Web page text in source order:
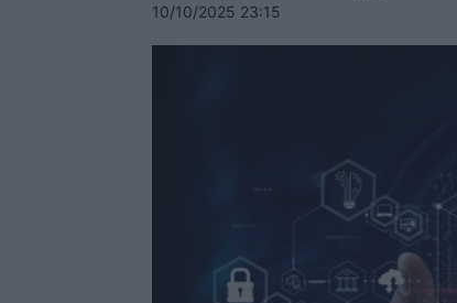
10/10/2025 23:15